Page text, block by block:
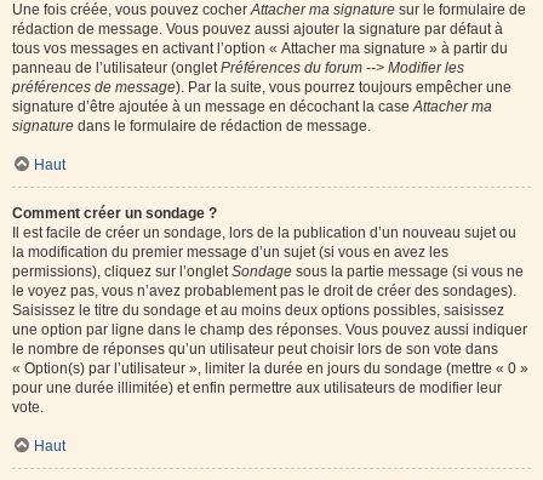
Une fois créée, vous pouvez cocherAttacher ma signature sur le formulaire de
rédaction de message. Vous pouvez aussi ajouter la signature par défaut à
tous vos messages en activant l’option « Attacher ma signature » à partir du
panneau de l’utilisateur (ongletPréférences du forum --> Modifier les
préférences de message). Par la suite, vous pourrez toujours empêcher une
signature d’être ajoutée à un message en décochant la caseAttacher ma
signature dans le formulaire de rédaction de message.
Haut
Comment créer un sondage ?
Il est facile de créer un sondage, lors de la publication d’un nouveau sujet ou
la modification du premier message d’un sujet (si vous en avez les
permissions), cliquez sur l’ongletSondage sous la partie message (si vous ne
le voyez pas, vous n’avez probablement pas le droit de créer des sondages).
Saisissez le titre du sondage et au moins deux options possibles, saisissez
une option par ligne dans le champ des réponses. Vous pouvez aussi indiquer
le nombre de réponses qu’un utilisateur peut choisir lors de son vote dans
« Option(s) par l’utilisateur », limiter la durée en jours du sondage (mettre « 0 »
pour une durée illimitée) et enfin permettre aux utilisateurs de modifier leur
vote.
Haut